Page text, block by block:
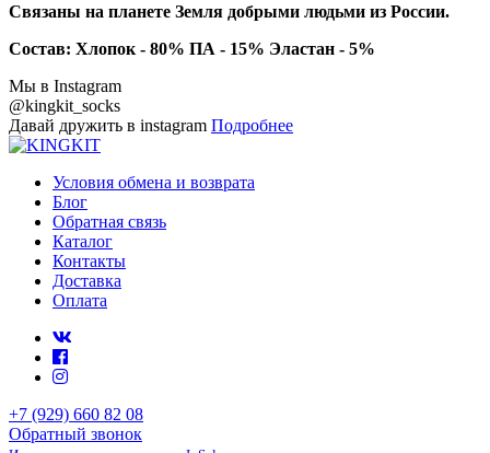
Связаны на планете Земля добрыми людьми из России.
Состав: Хлопок - 80% ПА - 15% Эластан - 5%
Мы в Instagram
@kingkit_socks
Давай дружить в instagram Подробнее
Условия обмена и возврата
Блог
Обратная связь
Каталог
Контакты
Доставка
Оплата
+7 (929) 660 82 08
Обратный звонок